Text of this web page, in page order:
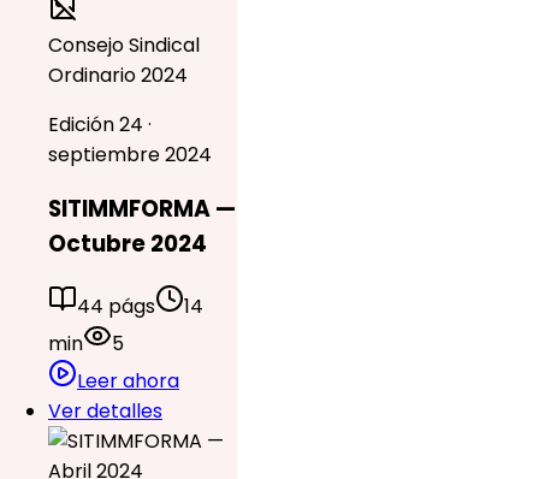
Consejo Sindical
Ordinario 2024
Edición 24 ·
septiembre 2024
SITIMMFORMA —
Octubre 2024
44 págs
14
min
5
Leer ahora
Ver detalles